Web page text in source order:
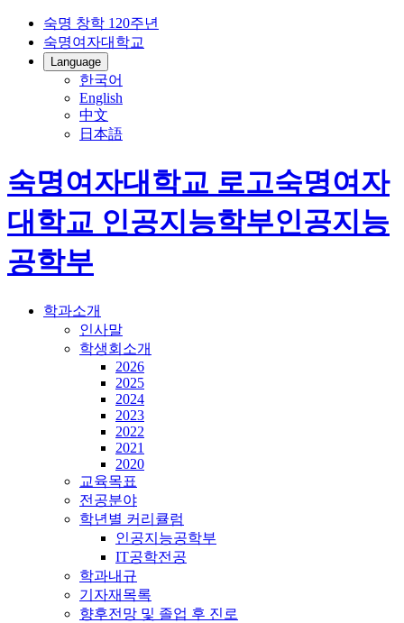
숙명 창학 120주년
숙명여자대학교
Language
한국어
English
中文
日本語
숙명여자대학교 로고숙명여자
대학교 인공지능학부인공지능
공학부
학과소개
인사말
학생회소개
2026
2025
2024
2023
2022
2021
2020
교육목표
전공분야
학년별 커리큘럼
인공지능공학부
IT공학전공
학과내규
기자재목록
향후전망 및 졸업 후 진로